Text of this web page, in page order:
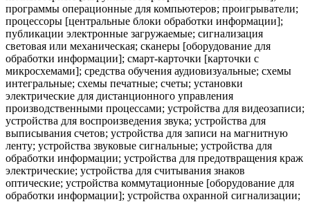
программы операционные для компьютеров; проигрыватели;
процессоры [центральные блоки обработки информации];
публикации электронные загружаемые; сигнализация
световая или механическая; сканеры [оборудование для
обработки информации]; смарт-карточки [карточки с
микросхемами]; средства обучения аудиовизуальные; схемы
интегральные; схемы печатные; счеты; установки
электрические для дистанционного управления
производственными процессами; устройства для видеозаписи;
устройства для воспроизведения звука; устройства для
выписывания счетов; устройства для записи на магнитную
ленту; устройства звуковые сигнальные; устройства для
обработки информации; устройства для предотвращения краж
электрические; устройства для считывания знаков
оптические; устройства коммутационные [оборудование для
обработки информации]; устройства охранной сигнализации;